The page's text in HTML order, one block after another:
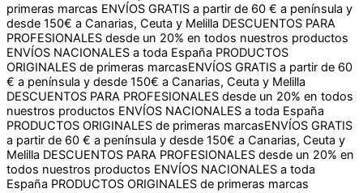
primeras marcas ENVÍOS GRATIS a partir de 60 € a península y
desde 150€ a Canarias, Ceuta y Melilla DESCUENTOS PARA
PROFESIONALES desde un 20% en todos nuestros productos
ENVÍOS NACIONALES a toda España PRODUCTOS
ORIGINALES de primeras marcasENVÍOS GRATIS a partir de 60
€ a península y desde 150€ a Canarias, Ceuta y Melilla
DESCUENTOS PARA PROFESIONALES desde un 20% en todos
nuestros productos ENVÍOS NACIONALES a toda España
PRODUCTOS ORIGINALES de primeras marcasENVÍOS GRATIS
a partir de 60 € a península y desde 150€ a Canarias, Ceuta y
Melilla DESCUENTOS PARA PROFESIONALES desde un 20% en
todos nuestros productos ENVÍOS NACIONALES a toda
España PRODUCTOS ORIGINALES de primeras marcas